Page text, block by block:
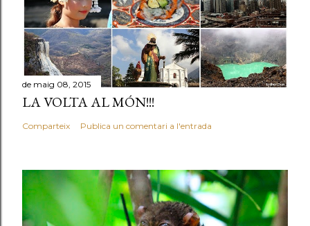
de maig 08, 2015
LA VOLTA AL MÓN!!!
Comparteix Publica un comentari a l'entrada